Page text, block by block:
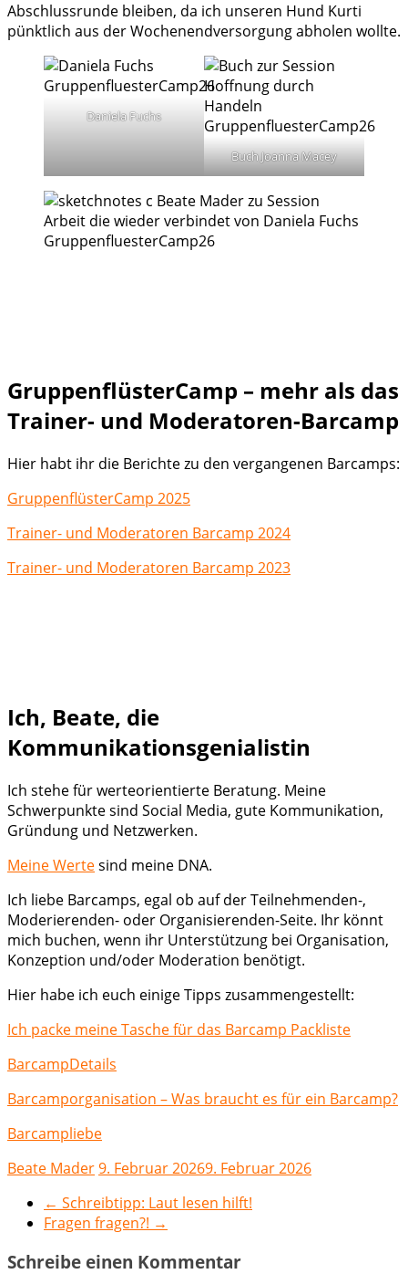
Abschlussrunde bleiben, da ich unseren Hund Kurti
pünktlich aus der Wochenendversorgung abholen wollte.
Daniela Fuchs
Buch Joanna Macey
GruppenflüsterCamp – mehr als das
Trainer- und Moderatoren-Barcamp
Hier habt ihr die Berichte zu den vergangenen Barcamps:
GruppenflüsterCamp 2025
Trainer- und Moderatoren Barcamp 2024
Trainer- und Moderatoren Barcamp 2023
Ich, Beate, die
Kommunikationsgenialistin
Ich stehe für werteorientierte Beratung. Meine
Schwerpunkte sind Social Media, gute Kommunikation,
Gründung und Netzwerken.
Meine Wertesind meine DNA.
Ich liebe Barcamps, egal ob auf der Teilnehmenden-,
Moderierenden- oder Organisierenden-Seite. Ihr könnt
mich buchen, wenn ihr Unterstützung bei Organisation,
Konzeption und/oder Moderation benötigt.
Hier habe ich euch einige Tipps zusammengestellt:
Ich packe meine Tasche für das Barcamp Packliste
BarcampDetails
Barcamporganisation – Was braucht es für ein Barcamp?
Barcampliebe
Beate Mader9. Februar 20269. Februar 2026
← Schreibtipp: Laut lesen hilft!
Fragen fragen?! →
Schreibe einen Kommentar